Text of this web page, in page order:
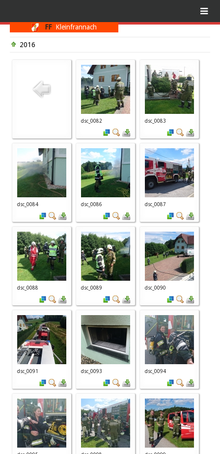
FF Kleinfrannach
2016
dsc_0082 dsc_0083
dsc_0084 dsc_0086 dsc_0087
dsc_0088 dsc_0089 dsc_0090
dsc_0091 dsc_0093 dsc_0094